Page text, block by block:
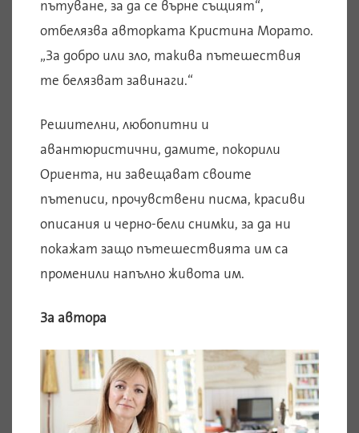
пътуване, за да се върне същият“,
отбелязва авторката Кристина Морато.
„За добро или зло, такива пътешествия
те белязват завинаги.“
Решителни, любопитни и
авантюристични, дамите, покорили
Ориента, ни завещават своите
пътеписи, прочувствени писма, красиви
описания и черно-бели снимки, за да ни
покажат защо пътешествията им са
променили напълно живота им.
За автора